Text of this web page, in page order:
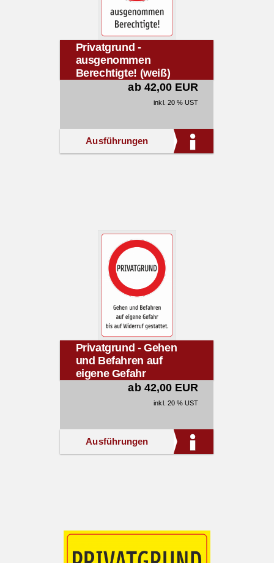
Privatgrund -
ausgenommen
Berechtigte! (weiß)
ab 42,00 EUR
inkl. 20 % UST
Ausführungen
Privatgrund - Gehen
und Befahren auf
eigene Gefahr
ab 42,00 EUR
inkl. 20 % UST
Ausführungen